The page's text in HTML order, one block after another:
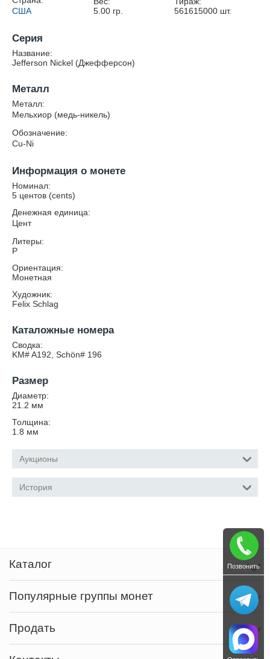
США
5.00гр.
561615000 шт.
Серия
Название:
Jefferson Nickel (Джефферсон)
Металл
Металл:
Мельхиор (медь-никель)
Обозначение:
Cu-Ni
Информация о монете
Номинал:
5 центов (cents)
Денежная единица:
Цент
Литеры:
P
Ориентация:
Монетная
Художник:
Felix Schlag
Каталожные номера
Сводка:
KM# A192, Schön# 196
Размер
Диаметр:
21.2 мм
Толщина:
1.8 мм
Аукционы
История
Каталог
Популярные группы монет
Продать
Позвонить